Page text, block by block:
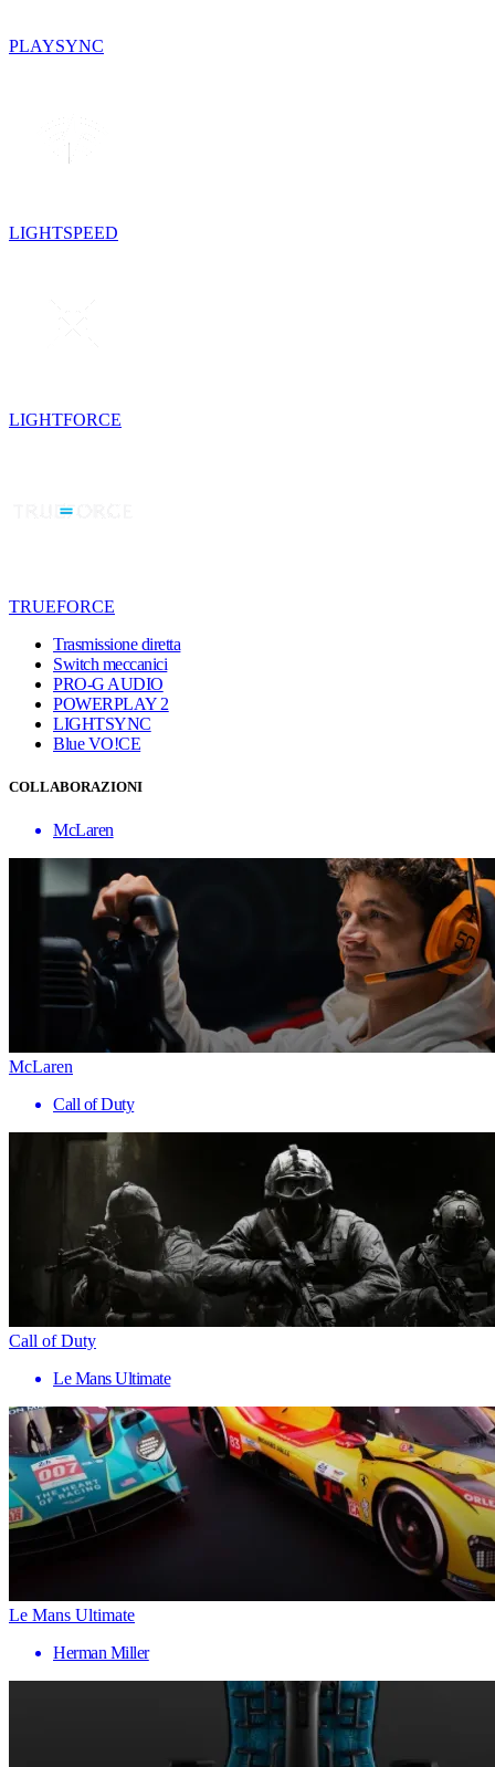
PLAYSYNC
LIGHTSPEED
LIGHTFORCE
TRUEFORCE
Trasmissione diretta
Switch meccanici
PRO-G AUDIO
POWERPLAY 2
LIGHTSYNC
Blue VO!CE
COLLABORAZIONI
McLaren
McLaren
Call of Duty
Call of Duty
Le Mans Ultimate
Le Mans Ultimate
Herman Miller